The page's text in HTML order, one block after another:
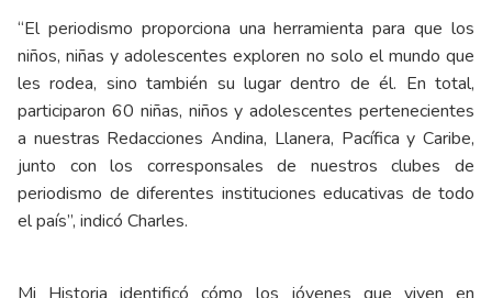
“El periodismo proporciona una herramienta para que los
niños, niñas y adolescentes exploren no solo el mundo que
les rodea, sino también su lugar dentro de él. En total,
participaron 60 niñas, niños y adolescentes pertenecientes
a nuestras Redacciones Andina, Llanera, Pacífica y Caribe,
junto con los corresponsales de nuestros clubes de
periodismo de diferentes instituciones educativas de todo
el país”, indicó Charles.